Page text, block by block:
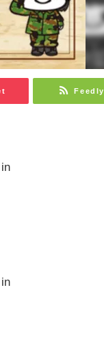
Feedly